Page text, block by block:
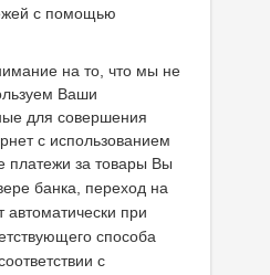
с помощью
на то, что мы не
Ваши
для совершения
с использованием
платежи за товары Вы
банка, переход на
автоматически при
способа
с